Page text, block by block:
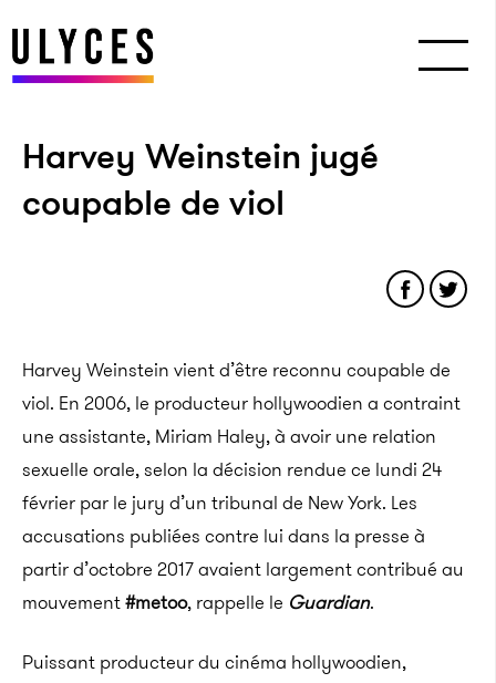
Harvey Weinstein jugé
coupable de viol
Harvey Weinstein vient d’être reconnu coupable de
viol. En 2006, le producteur hollywoodien a contraint
une assistante, Miriam Haley, à avoir une relation
sexuelle orale, selon la décision rendue ce lundi 24
février par le jury d’un tribunal de New York. Les
accusations publiées contre lui dans la presse à
partir d’octobre 2017 avaient largement contribué au
mouvement#metoo, rappelle le Guardian.
Puissant producteur du cinéma hollywoodien,